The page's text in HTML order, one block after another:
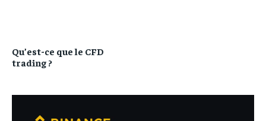
Qu’est-ce que le CFD
trading ?